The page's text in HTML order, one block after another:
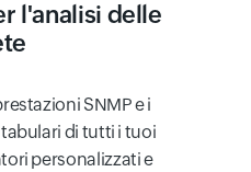
l'analisi delle
SNMP e i
di tutti i tuoi
personalizzati e